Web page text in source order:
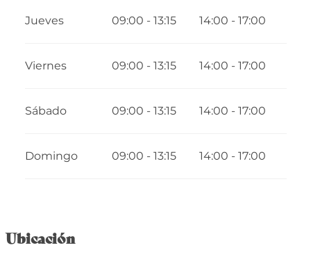
Jueves 09:00 - 13:15 14:00 - 17:00
Viernes 09:00 - 13:15 14:00 - 17:00
Sábado 09:00 - 13:15 14:00 - 17:00
Domingo 09:00 - 13:15 14:00 - 17:00
Ubicación